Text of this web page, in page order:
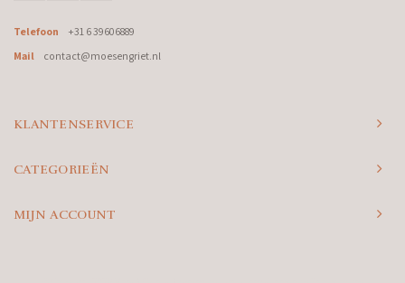
Telefoon
+31 6 39606889
Mail
contact@moesengriet.nl
KLANTENSERVICE
CATEGORIEËN
MIJN ACCOUNT